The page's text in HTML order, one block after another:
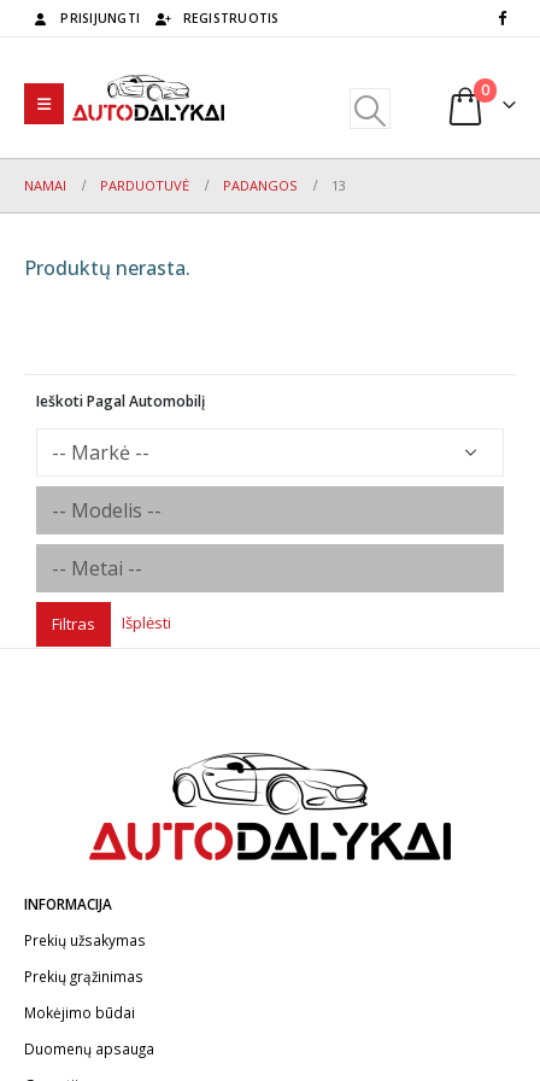
PRISIJUNGTI REGISTRUOTIS
0
NAMAI PARDUOTUVĖ PADANGOS 13
Produktų nerasta.
Ieškoti Pagal Automobilį
Filtras Išplėsti
INFORMACIJA
Prekių užsakymas
Prekių grąžinimas
Mokėjimo būdai
Duomenų apsauga